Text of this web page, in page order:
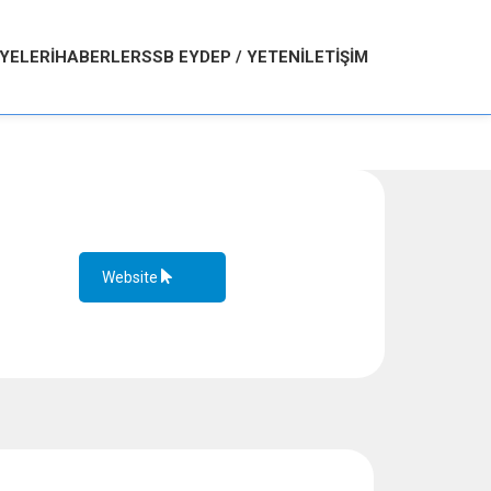
HABERLERSSB EYDEP / YETENİLETIŞIM
Website